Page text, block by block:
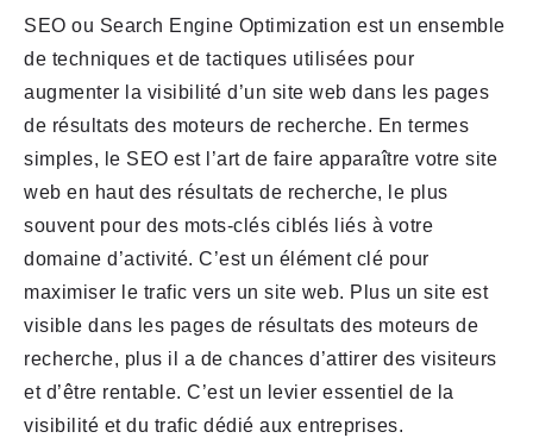
SEO ou Search Engine Optimization est un ensemble
de techniques et de tactiques utilisées pour
augmenter la visibilité d’un site web dans les pages
de résultats des moteurs de recherche. En termes
simples, le SEO est l’art de faire apparaître votre site
web en haut des résultats de recherche, le plus
souvent pour des mots-clés ciblés liés à votre
domaine d’activité. C’est un élément clé pour
maximiser le trafic vers un site web. Plus un site est
visible dans les pages de résultats des moteurs de
recherche, plus il a de chances d’attirer des visiteurs
et d’être rentable. C’est un levier essentiel de la
visibilité et du trafic dédié aux entreprises.